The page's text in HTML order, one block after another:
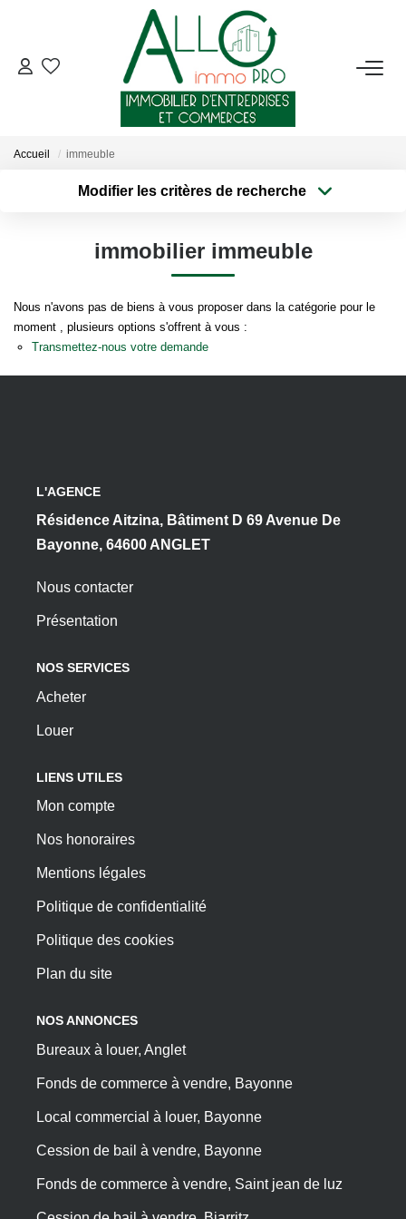
ACHETER
NOTRE AGENCE
Qui Sommes-Nous ?
Nous Rejoindre
Nos Actualités
Accueil immeuble
Modifier les critères de recherche
Type de bien
Budget max Plus de critères
immobilier immeuble
Nous n'avons pas de biens à vous proposer dans la catégorie pour le
moment , plusieurs options s'offrent à vous :
Transmettez-nous votre demande
L'AGENCE
Résidence Aitzina, Bâtiment D 69 Avenue De
Bayonne, 64600 ANGLET
Nous contacter
Présentation
NOS SERVICES
Acheter
Louer
LIENS UTILES
Mon compte
Nos honoraires
Mentions légales
Politique de confidentialité
Politique des cookies
Plan du site
NOS ANNONCES
Bureaux à louer, Anglet
Fonds de commerce à vendre, Bayonne
Local commercial à louer, Bayonne
Cession de bail à vendre, Bayonne
Fonds de commerce à vendre, Saint jean de luz